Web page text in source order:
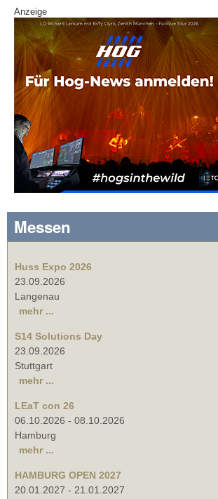
Anzeige
Messen
Huss Expo 2026
23.09.2026
Langenau
mehr ...
S14 Solutions Day
23.09.2026
Stuttgart
mehr ...
LEaT con 26
06.10.2026 - 08.10.2026
Hamburg
mehr ...
HAMBURG OPEN 2027
20.01.2027 - 21.01.2027